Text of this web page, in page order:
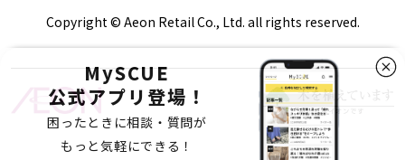
MySCUE
公式アプリ登場！
困ったときに相談・質問が
もっと気軽にできる！
Copyright © Aeon Retail Co., Ltd. all rights reserved.